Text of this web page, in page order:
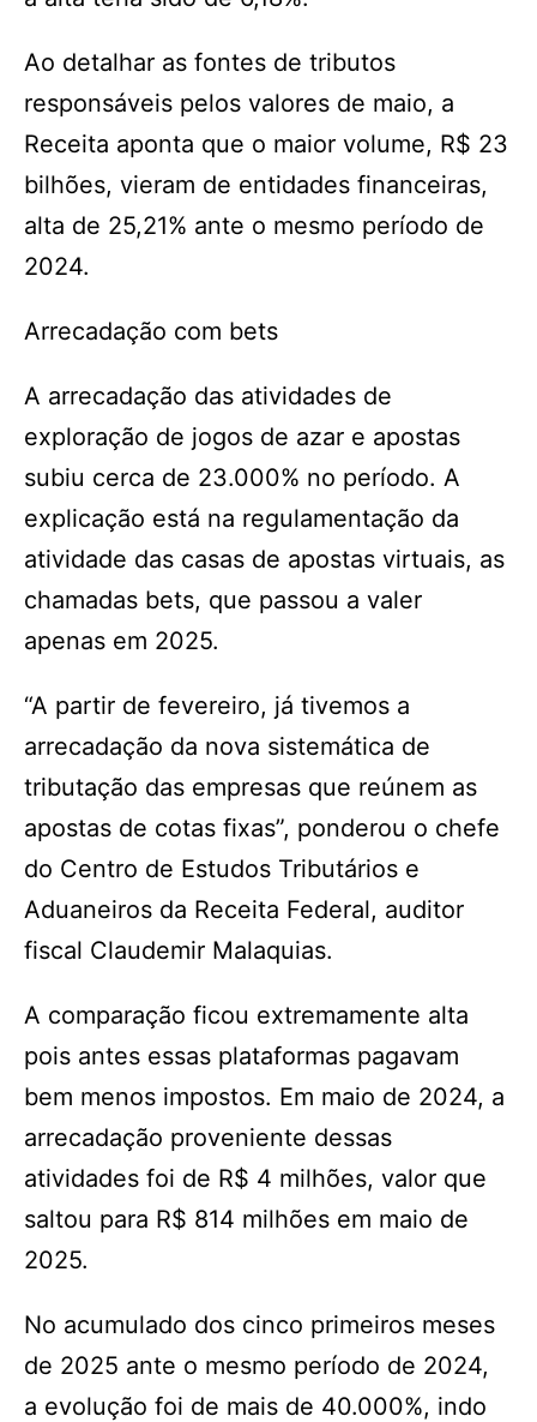
Ao detalhar as fontes de tributos
responsáveis pelos valores de maio, a
Receita aponta que o maior volume, R$ 23
bilhões, vieram de entidades financeiras,
alta de 25,21% ante o mesmo período de
2024.
Arrecadação com bets
A arrecadação das atividades de
exploração de jogos de azar e apostas
subiu cerca de 23.000% no período. A
explicação está na regulamentação da
atividade das casas de apostas virtuais, as
chamadas bets, que passou a valer
apenas em 2025.
“A partir de fevereiro, já tivemos a
arrecadação da nova sistemática de
tributação das empresas que reúnem as
apostas de cotas fixas”, ponderou o chefe
do Centro de Estudos Tributários e
Aduaneiros da Receita Federal, auditor
fiscal Claudemir Malaquias.
A comparação ficou extremamente alta
pois antes essas plataformas pagavam
bem menos impostos. Em maio de 2024, a
arrecadação proveniente dessas
atividades foi de R$ 4 milhões, valor que
saltou para R$ 814 milhões em maio de
2025.
No acumulado dos cinco primeiros meses
de 2025 ante o mesmo período de 2024,
a evolução foi de mais de 40.000%, indo